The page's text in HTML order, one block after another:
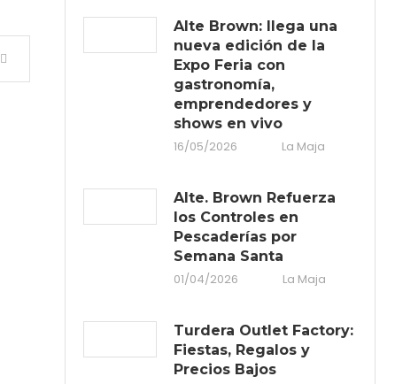
Alte Brown: llega una
nueva edición de la
Expo Feria con
gastronomía,
emprendedores y
shows en vivo
16/05/2026
La Maja
Alte. Brown Refuerza
los Controles en
Pescaderías por
Semana Santa
01/04/2026
La Maja
Turdera Outlet Factory:
Fiestas, Regalos y
Precios Bajos